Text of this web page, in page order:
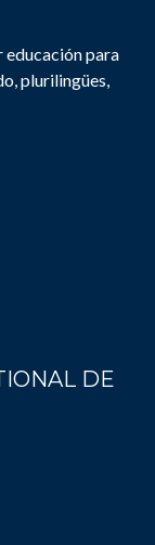
educación para
plurilingües,
DE